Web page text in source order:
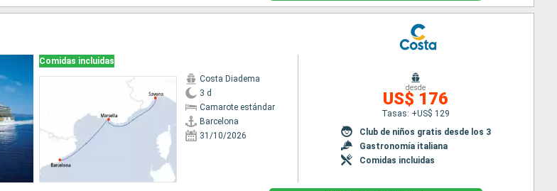
Comidas incluidas
Costa Diadema
3 d
Camarote estándar
Barcelona
31/10/2026
desde
US$ 176
Tasas: +US$ 129
Club de niños gratis desde los 3
Gastronomía italiana
Comidas incluidas